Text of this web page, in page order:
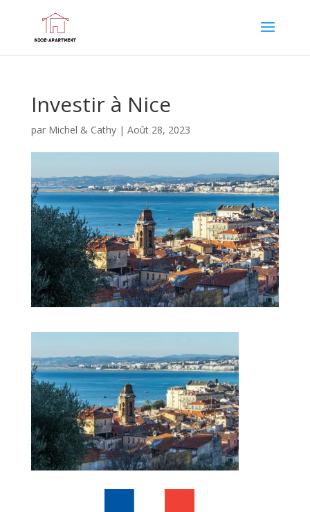
Investir à Nice
par Michel & Cathy| Août 28, 2023